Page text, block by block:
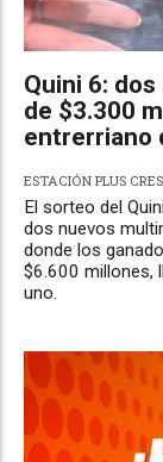
Quini 6:
de $3.300
entrerriano
ESTACIÓN PLUS
El sorteo del
dos nuevos
donde los
$6.600 millones,
uno.